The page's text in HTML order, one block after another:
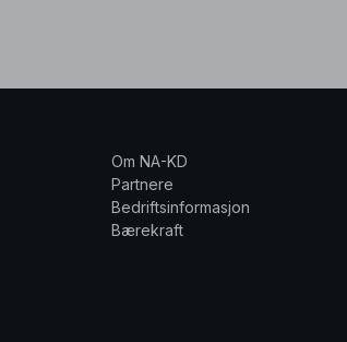
Om NA-KD
Partnere
Bedriftsinformasjon
Bærekraft